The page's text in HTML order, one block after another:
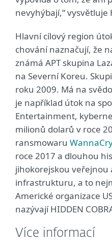
nevyhýbají,“ vysvětluje
Hlavní cílový region
chování naznačují, že
známá APT skupina
na Severní Koreu.
roku 2009. Má na
je například útok na
Entertainment,
milionů dolarů v roce
ransmowaru
roce 2017 a dlouhou
jihokorejskou veřejnou
infrastrukturu, a to
Americké organizace
nazývají HIDDEN
Více informací